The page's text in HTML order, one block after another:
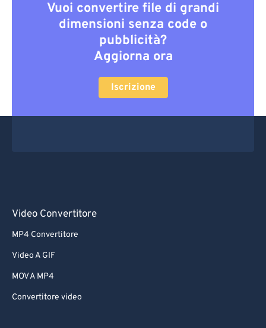
Vuoi convertire file di grandi
dimensioni senza code o
pubblicità?
Aggiorna ora
Iscrizione
Video Convertitore
MP4 Convertitore
Video A GIF
MOV A MP4
Convertitore video